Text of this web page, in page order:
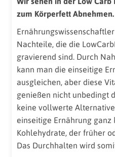
zum Körperfett Abnehmen.
Nachteile, die die
gravierend sind. Durch
kann man die einseitige
ausgleichen, aber diese
genießen nicht unbedingt
keine vollwerte
einseitige Ernährung
Kohlehydrate, der früher
Das Durchhalten wird